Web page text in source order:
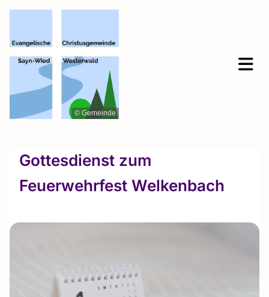
© Gemeinde
Gottesdienst zum
Feuerwehrfest Welkenbach